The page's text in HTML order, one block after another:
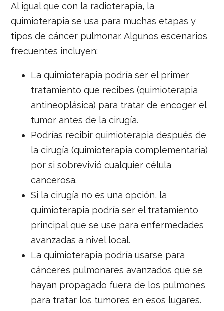
Al igual que con la radioterapia, la
quimioterapia se usa para muchas etapas y
tipos de cáncer pulmonar. Algunos escenarios
frecuentes incluyen:
La quimioterapia podría ser el primer
tratamiento que recibes (quimioterapia
antineoplásica) para tratar de encoger el
tumor antes de la cirugía.
Podrías recibir quimioterapia después de
la cirugía (quimioterapia complementaria)
por si sobrevivió cualquier célula
cancerosa.
Si la cirugía no es una opción, la
quimioterapia podría ser el tratamiento
principal que se use para enfermedades
avanzadas a nivel local.
La quimioterapia podría usarse para
cánceres pulmonares avanzados que se
hayan propagado fuera de los pulmones
para tratar los tumores en esos lugares.